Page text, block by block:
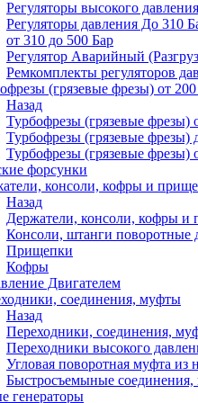
Регуляторы высокого давления
Регуляторы давления До 310
от 310 до 500 Бар
Регулятор Аварийный
Ремкомплекты регуляторов
(грязевые фрезы) от
Назад
Турбофрезы (грязевые фрезы)
Турбофрезы (грязевые фрезы)
Турбофрезы (грязевые фрезы)
форсунки
консоли, кофры и
Назад
Держатели, консоли, кофры и
Консоли, штанги поворотные
Прищепки
Кофры
Двигателем
соединения, муфты
Назад
Переходники, соединения,
Переходники высокого
Угловая поворотная муфта из
Быстросъемыные
генераторы